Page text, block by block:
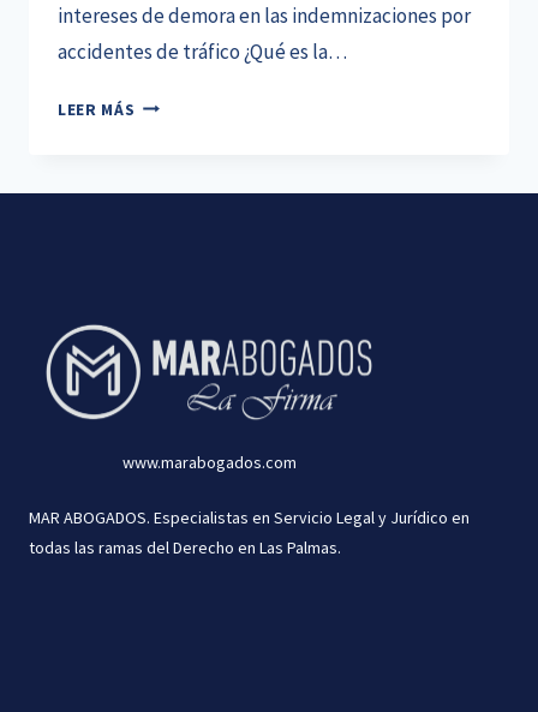
intereses de demora en las indemnizaciones por
accidentes de tráfico ¿Qué es la…
LEER MÁS LA
INFORME
POR
ACCIDENTES
www.marabogados.com
MAR ABOGADOS. Especialistas en Servicio Legal y Jurídico en
todas las ramas del Derecho en Las Palmas.